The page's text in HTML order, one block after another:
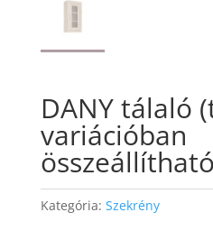
DANY tálaló
variációban
Kategória: Szekrény